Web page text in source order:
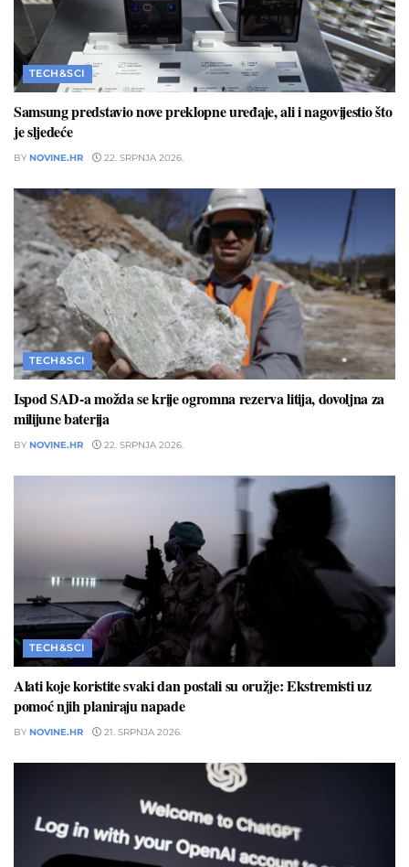
TECH&SCI
Samsung predstavio nove preklopne uređaje, ali i nagovijestio što
je sljedeće
BY NOVINE.HR 22. SRPNJA 2026.
TECH&SCI
Ispod SAD-a možda se krije ogromna rezerva litija, dovoljna za
milijune baterija
BY NOVINE.HR 22. SRPNJA 2026.
TECH&SCI
Alati koje koristite svaki dan postali su oružje: Ekstremisti uz
pomoć njih planiraju napade
BY NOVINE.HR 21. SRPNJA 2026.